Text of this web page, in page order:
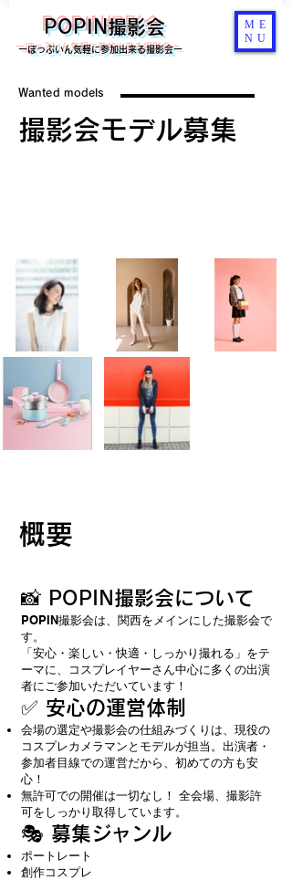
POPIN撮影会
ME
NU
ーぽっぷいん気軽に参加出来る撮影会ー
Wanted models
撮影会モデル募集
概要
📸 POPIN撮影会について
POPIN撮影会は、関西をメインにした撮影会で
す。
「安心・楽しい・快適・しっかり撮れる」をテ
ーマに、コスプレイヤーさん中心に多くの出演
者にご参加いただいています！
✅ 安心の運営体制
会場の選定や撮影会の仕組みづくりは、現役の
コスプレカメラマンとモデルが担当。出演者・
参加者目線での運営だから、初めての方も安
心！
無許可での開催は一切なし！ 全会場、撮影許
可をしっかり取得しています。
🎭 募集ジャンル
ポートレート
創作コスプレ